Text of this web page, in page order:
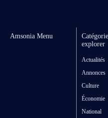
Amsonia Menu
explorer
Actualités
Annonces
Culture
Économie
National